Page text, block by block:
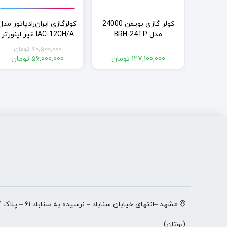
کولر گازی بویمن 24000
مدل BRH-24TP
127,100,000 تومان
کولرگازی ایران‌رادیاتور
IAC-12CH/A غیر اینورتر
70,500,000 تومان
قیمت56,000,000 تومان
(بوتان)